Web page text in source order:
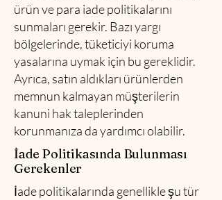
ürün ve para iade politikalarını
sunmaları gerekir. Bazı yargı
bölgelerinde, tüketiciyi koruma
yasalarına uymak için bu gereklidir.
Ayrıca, satın aldıkları ürünlerden
memnun kalmayan müşterilerin
kanuni hak taleplerinden
korunmanıza da yardımcı olabilir.
İade Politikasında Bulunması
Gerekenler
İade politikalarında genellikle şu tür